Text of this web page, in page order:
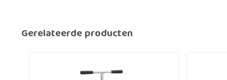
Gerelateerde producten